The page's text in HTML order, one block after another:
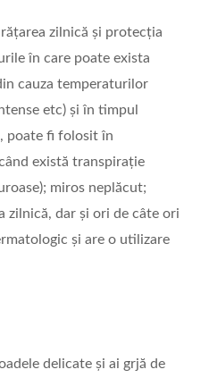
zilnică și protecția
în care poate exista
cauza temperaturilor
etc) și în timpul
poate fi folosit în
există transpirație
miros neplăcut;
zilnică, dar și ori de câte ori
și are o utilizare
delicate și ai grjă de